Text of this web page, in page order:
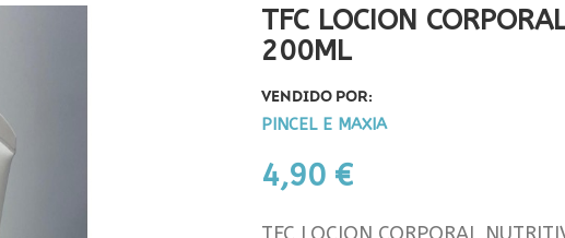
TFC LOCION
200ML
VENDIDO POR:
PINCEL E MAXIA
4,90 €